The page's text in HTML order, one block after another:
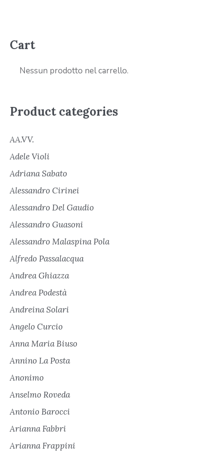
Cart
Nessun prodotto nel carrello.
Product categories
AA.VV.
Adele Violi
Adriana Sabato
Alessandro Cirinei
Alessandro Del Gaudio
Alessandro Guasoni
Alessandro Malaspina Pola
Alfredo Passalacqua
Andrea Ghiazza
Andrea Podestà
Andreina Solari
Angelo Curcio
Anna Maria Biuso
Annino La Posta
Anonimo
Anselmo Roveda
Antonio Barocci
Arianna Fabbri
Arianna Frappini